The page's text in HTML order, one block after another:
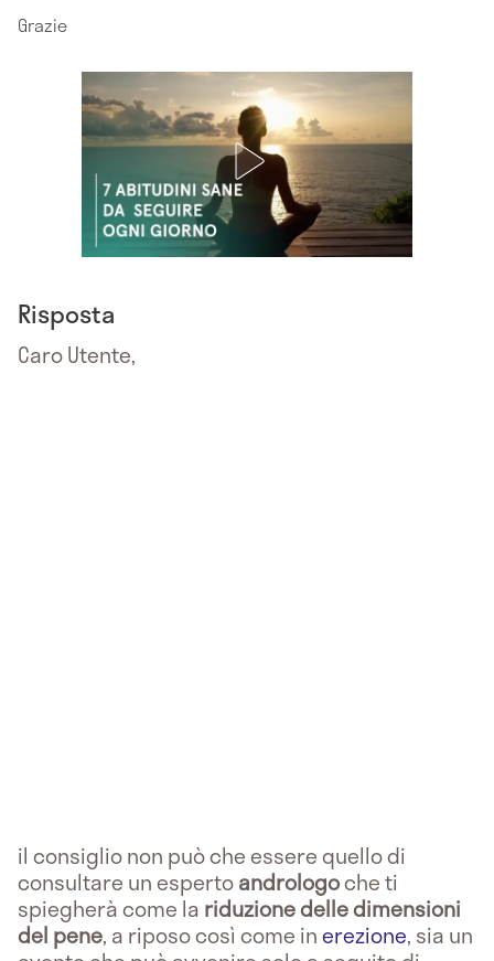
Grazie
Risposta
Caro Utente,
il consiglio non può che essere quello di
consultare un espertoandrologoche ti
spiegherà come la riduzione delle dimensioni
del pene, a riposo così come inerezione, sia un